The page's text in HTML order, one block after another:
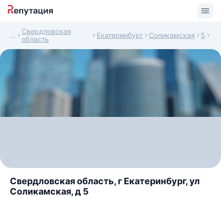
Свердловская
область
Екатеринбург Соликамская 5
Свердловская область, г Екатеринбург, ул
Соликамская, д 5